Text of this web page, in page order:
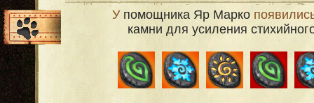
У помощника Яр Марко
камни для усиления